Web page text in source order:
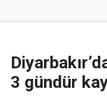
3 gündür